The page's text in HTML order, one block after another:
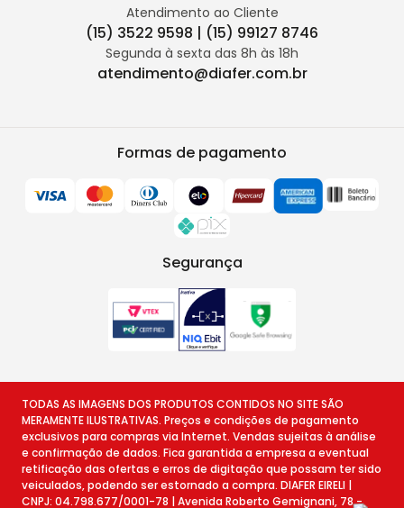
Atendimento ao Cliente
(15) 3522 9598 | (15) 99127 8746
Segunda à sexta das 8h às 18h
atendimento@diafer.com.br
Formas de pagamento
Segurança
TODAS AS IMAGENS DOS PRODUTOS CONTIDOS NO SITE SÃO
MERAMENTE ILUSTRATIVAS. Preços e condições de pagamento
exclusivos para compras via Internet. Vendas sujeitas à análise
e confirmação de dados. Fica garantida a empresa a eventual
retificação das ofertas e erros de digitação que possam ter sido
veiculados, podendo ser estornado a compra. DIAFER EIRELI |
CNPJ: 04.798.677/0001-78 | Avenida Roberto Gemignani, 78 -